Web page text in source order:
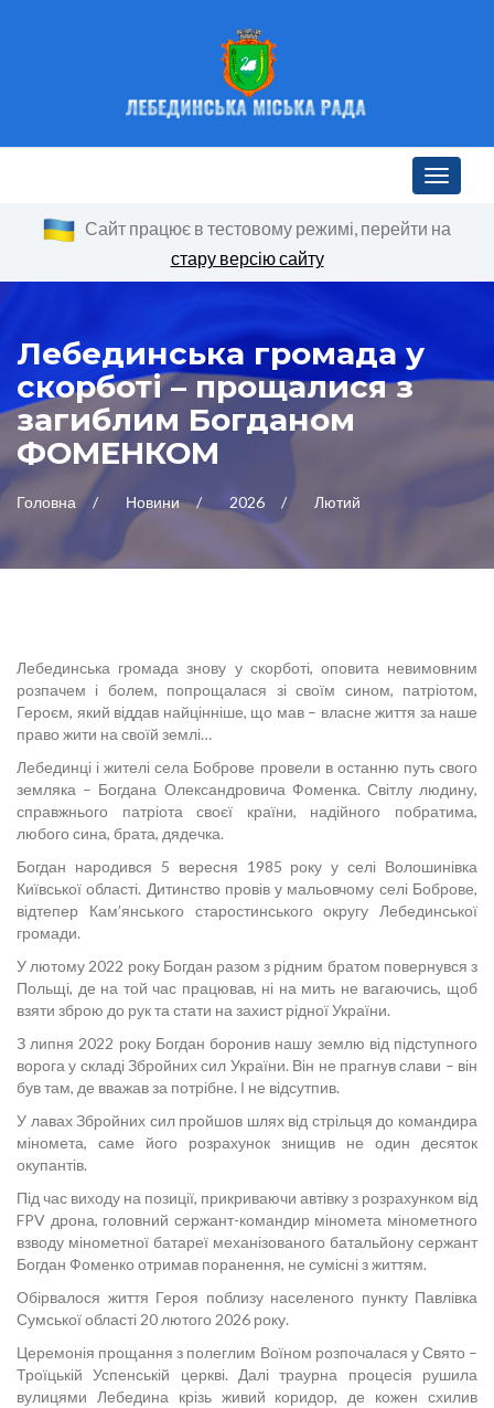
Toggle
Сайт працює в тестовому режимі, перейти на
стару версію сайту
Лебединська громада у
скорботі – прощалися з
загиблим Богданом
ФОМЕНКОМ
Головна Новини 2026 Лютий
Лебединська громада знову у скорботі, оповита невимовним
розпачем і болем, попрощалася зі своїм сином, патріотом,
Героєм, який віддав найцінніше, що мав – власне життя за наше
право жити на своїй землі…
Лебединці і жителі села Боброве провели в останню путь свого
земляка – Богдана Олександровича Фоменка. Світлу людину,
справжнього патріота своєї країни, надійного побратима,
любого сина, брата, дядечка.
Богдан народився 5 вересня 1985 року у селі Волошинівка
Київської області. Дитинство провів у мальовчому селі Боброве,
відтепер Кам’янського старостинського округу Лебединської
громади.
У лютому 2022 року Богдан разом з рідним братом повернувся з
Польщі, де на той час працював, ні на мить не вагаючись, щоб
взяти зброю до рук та стати на захист рідної України.
З липня 2022 року Богдан боронив нашу землю від підступного
ворога у складі Збройних сил України. Він не прагнув слави – він
був там, де вважав за потрібне. І не відсутпив.
У лавах Збройних сил пройшов шлях від стрільця до командира
міномета, саме його розрахунок знищив не один десяток
окупантів.
Під час виходу на позиції, прикриваючи автівку з розрахунком від
FPV дрона, головний сержант-командир міномета мінометного
взводу мінометної батареї механізованого батальйону сержант
Богдан Фоменко отримав поранення, не сумісні з життям.
Обірвалося життя Героя поблизу населеного пункту Павлівка
Сумської області 20 лютого 2026 року.
Церемонія прощання з полеглим Воїном розпочалася у Свято –
Троїцькій Успенській церкві. Далі траурна процесія рушила
вулицями Лебедина крізь живий коридор, де кожен схилив